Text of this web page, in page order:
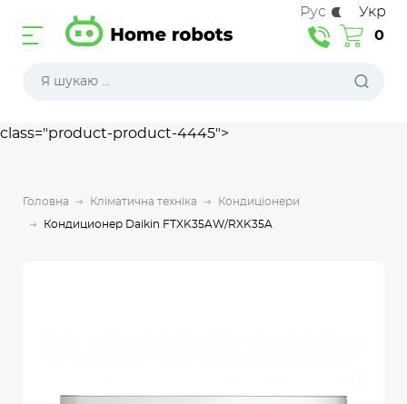
class="product-product-4445">
0
Рус Укр
Головна Кліматична техніка Кондиціонери
Кондиционер Daikin FTXK35AW/RXK35A